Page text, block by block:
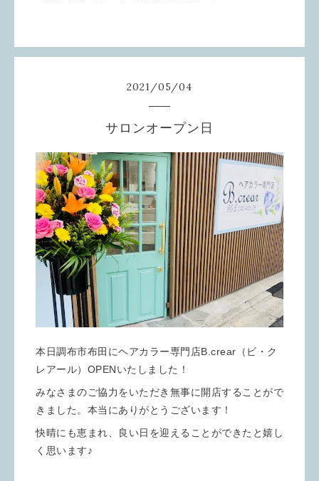
2021/05/04
サロンオープン日
本日調布市布田にヘアカラー専門店B.crear（ビ・ク
レアール）OPENいたしました！
みなさまのご協力をいただき無事に開店することがで
きました。本当にありがとうございます！
快晴にも恵まれ、良い日を迎えることができたと嬉し
く思います♪